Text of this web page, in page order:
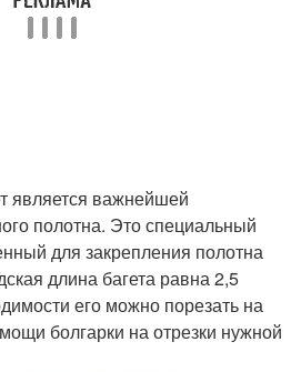
является важнейшей
полотна. Это специальный
для закрепления полотна
длина багета равна 2,5
его можно порезать на
болгарки на отрезки нужной